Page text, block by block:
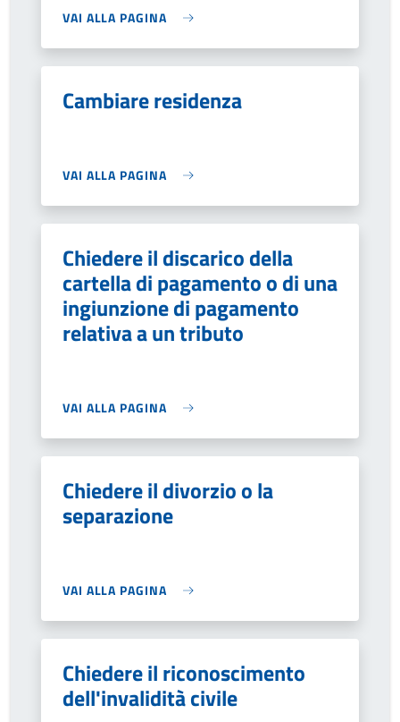
VAI ALLA PAGINA
Cambiare residenza
VAI ALLA PAGINA
Chiedere il discarico della
cartella di pagamento o di una
ingiunzione di pagamento
relativa a un tributo
VAI ALLA PAGINA
Chiedere il divorzio o la
separazione
VAI ALLA PAGINA
Chiedere il riconoscimento
dell'invalidità civile